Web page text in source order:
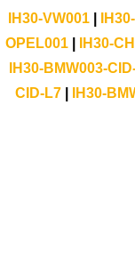
IH30-VW001|
OPEL001
IH30-
IH30-BMW003-
CID-L7| IH30-